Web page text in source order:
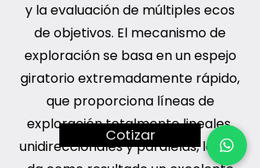
y la evaluación de múltiples ecos
de objetivos. El mecanismo de
exploración se basa en un espejo
giratorio extremadamente rápido,
que proporciona líneas de
exploración totalmente lineales,
unidireccionales y paralelas, lo que
Cotizar